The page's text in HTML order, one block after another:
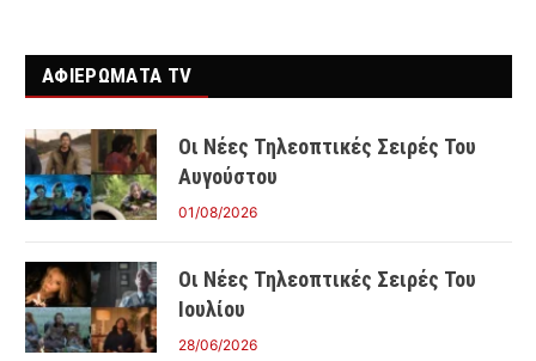
ΑΦΙΕΡΩΜΑΤΑ TV
Οι Νέες Τηλεοπτικές Σειρές Του
Αυγούστου
01/08/2026
Οι Νέες Τηλεοπτικές Σειρές Του
Ιουλίου
28/06/2026